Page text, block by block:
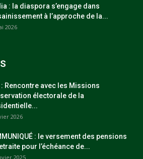
: la diaspora s’engage dans
à l’approche de la...
2026
: Rencontre avec les Missions
électorale de la
2026
: le versement des pensions
pour l’échéance de...
2025